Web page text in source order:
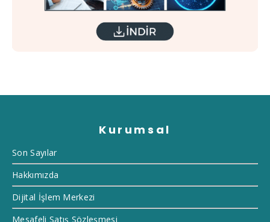
Kurumsal
Son Sayılar
Hakkımızda
Dijital İşlem Merkezi
Mesafeli Satış Sözleşmesi